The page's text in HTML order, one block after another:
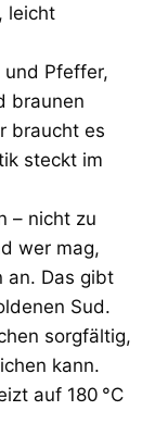
leicht
und Pfeffer,
braunen
braucht es
steckt im
– nicht zu
wer mag,
an. Das gibt
Sud.
sorgfältig,
kann.
auf 180 °C